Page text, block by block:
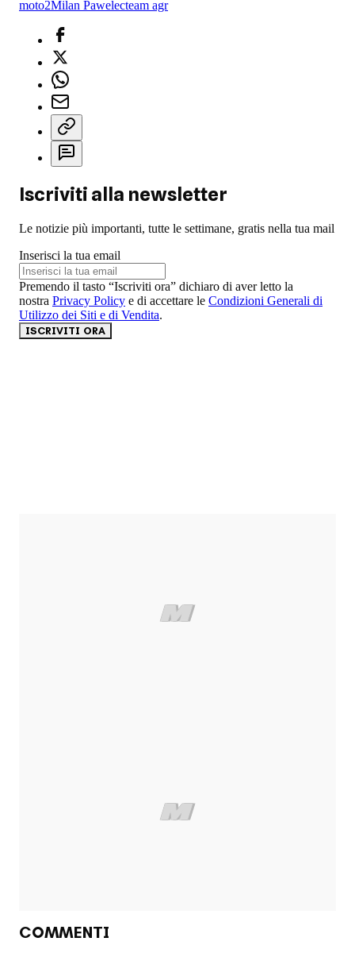
moto2Milan Pawelecteam agr
Iscriviti alla newsletter
Le notizie più importanti, tutte le settimane, gratis nella tua mail
Inserisci la tua email
Premendo il tasto “Iscriviti ora” dichiaro di aver letto la
nostra Privacy Policy e di accettare le Condizioni Generali di
Utilizzo dei Siti e di Vendita.
ISCRIVITI ORA
COMMENTI